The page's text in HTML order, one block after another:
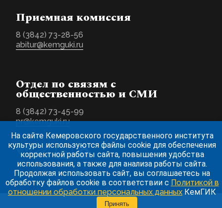
Приемная комиссия
8 (3842) 73-28-56
abitur@kemguki.ru
Отдел по связям с
общественностью и СМИ
8 (3842) 73-45-99
pr@kemguki.ru
На сайте Кемеровского государственного института
культуры используются файлы cookie для обеспечения
корректной работы сайта, повышения удобства
использования, а также для анализа работы сайта.
Продолжая использовать сайт, вы соглашаетесь на
обработку файлов cookie в соответствии с Политикой в
отношении обработки персональных данных КемГИК
Принять